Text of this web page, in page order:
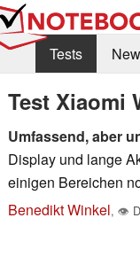
Tests
Test Xiaomi
Umfassend, aber
Display und lange
einigen Bereichen
Benedikt Winkel, 👁